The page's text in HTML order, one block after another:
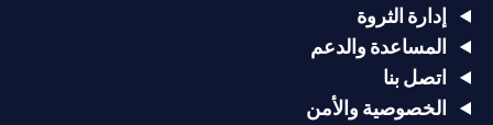
إدارة الثروة
المساعدة والدعم
اتصل بنا
الخصوصية والأمن